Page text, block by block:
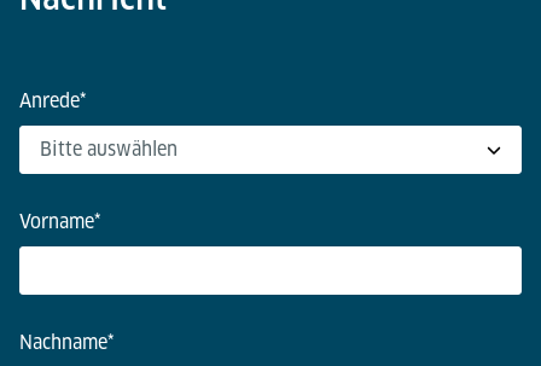
Anrede*
Vorname*
Nachname*